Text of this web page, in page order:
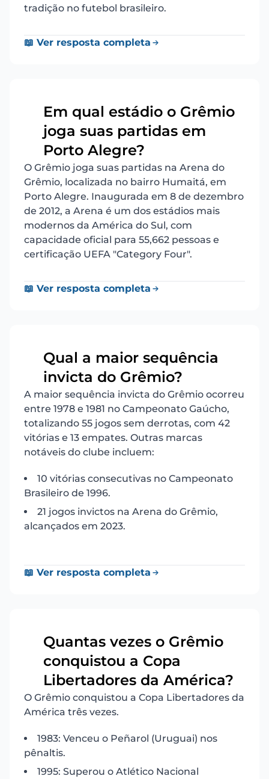
tradição no futebol brasileiro.
📖 Ver resposta completa
Em qual estádio o Grêmio
joga suas partidas em
Porto Alegre?
O Grêmio joga suas partidas na Arena do
Grêmio, localizada no bairro Humaitá, em
Porto Alegre. Inaugurada em 8 de dezembro
de 2012, a Arena é um dos estádios mais
modernos da América do Sul, com
capacidade oficial para 55,662 pessoas e
certificação UEFA "Category Four".
📖 Ver resposta completa
Qual a maior sequência
invicta do Grêmio?
A maior sequência invicta do Grêmio ocorreu
entre 1978 e 1981 no Campeonato Gaúcho,
totalizando 55 jogos sem derrotas, com 42
vitórias e 13 empates. Outras marcas
notáveis do clube incluem:
10 vitórias consecutivas no Campeonato
Brasileiro de 1996.
21 jogos invictos na Arena do Grêmio,
alcançados em 2023.
📖 Ver resposta completa
Quantas vezes o Grêmio
conquistou a Copa
Libertadores da América?
O Grêmio conquistou a Copa Libertadores da
América três vezes.
1983: Venceu o Peñarol (Uruguai) nos
pênaltis.
1995: Superou o Atlético Nacional